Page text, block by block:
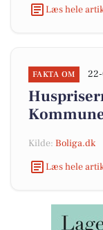
Læs hele
FAKTA OM
Kilde: Boliga.dk
Læs hele